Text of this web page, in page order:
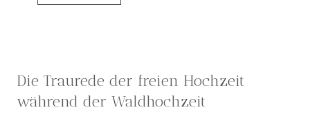
Die Traurede der freien Hochzeit
während der Waldhochzeit